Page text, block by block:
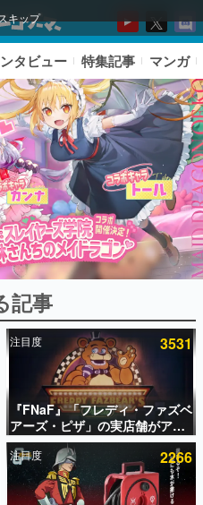
キップ
ランキング
タビュー 特集記事 マンガ
記事
注目度 3531
『FNaF』「フレディ・ファズベ
アーズ・ピザ」の実店舗がアメ
リカの商業施設「American
Dream」に2027年オープン！
ScottGamesとの共同開発、食
事だけでなくステージショーや
注目度 2266